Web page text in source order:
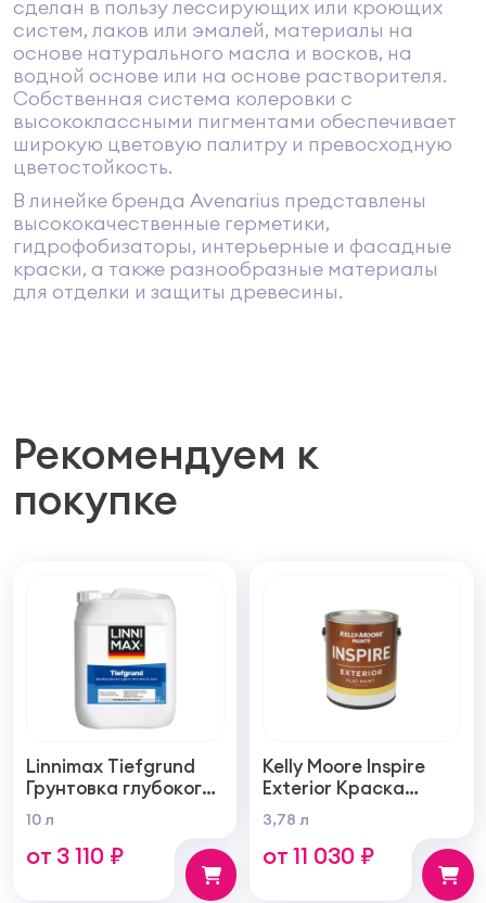
сделан в пользу лессирующих или кроющих
систем, лаков или эмалей, материалы на
основе натурального масла и восков, на
водной основе или на основе растворителя.
Собственная система колеровки с
высококлассными пигментами обеспечивает
широкую цветовую палитру и превосходную
цветостойкость.
В линейке бренда Avenarius представлены
высококачественные герметики,
гидрофобизаторы, интерьерные и фасадные
краски, а также разнообразные материалы
для отделки и защиты древесины.
Рекомендуем к
покупке
Linnimax Tiefgrund
Грунтовка глубокого
проникновения для
внутренних и
наружных работ
10 л
от 3 110 ₽
Kelly Moore Inspire
Exterior Краска
фасадная
самогрунтующаяся
суперукрывистая
3,78 л
от 11 030 ₽